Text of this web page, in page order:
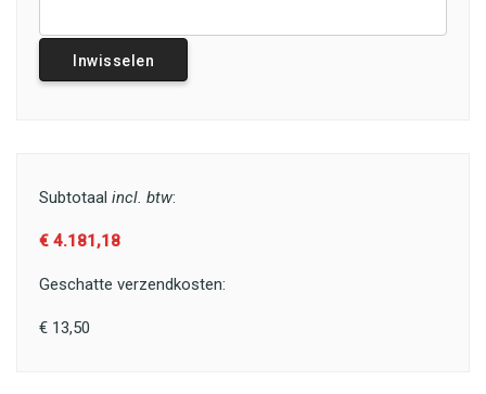
Inwisselen
Subtotaal incl. btw:
€ 4.181,18
Geschatte verzendkosten:
€ 13,50